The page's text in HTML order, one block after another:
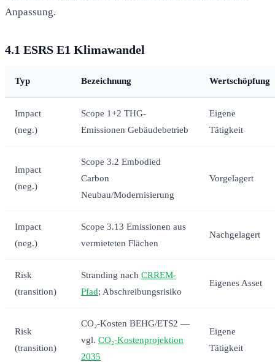
Anpassung.
4.1 ESRS E1 Klimawandel
Typ Bezeichnung Wertschöpfung
Impact
(neg.)
Scope 1+2 THG-
Emissionen Gebäudebetrieb
Eigene
Tätigkeit
Impact
(neg.)
Scope 3.2 Embodied
Carbon
Neubau/Modernisierung
Vorgelagert
Impact
(neg.)
Scope 3.13 Emissionen aus
vermieteten Flächen
Nachgelagert
Risk
(transition)
Stranding nach CRREM-
Pfad; Abschreibungsrisiko
Eigenes Asset
Risk
(transition)
CO₂-Kosten BEHG/ETS2 —
vgl. CO₂-Kostenprojektion
2035
Eigene
Tätigkeit